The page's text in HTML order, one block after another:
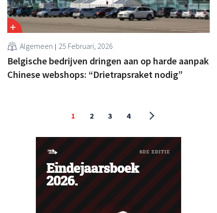
Algemeen 25 Februari, 2026
Belgische bedrijven dringen aan op harde aanpak
Chinese webshops: “Drietrapsraket nodig”
1 2 3 4